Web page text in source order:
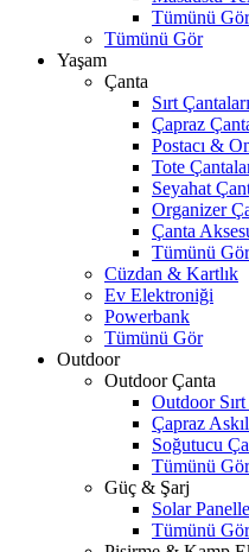
Tümünü Gör
Tümünü Gör
Yaşam
Çanta
Sırt Çantaları
Çapraz
Postacı &
Tote
Seyahat
Organizer
Çanta
Tümünü Gör
Cüzdan & Kartlık
Ev Elektroniği
Powerbank
Tümünü Gör
Outdoor
Outdoor Çanta
Outdoor Sırt
Çapraz
Soğutucu
Tümünü Gör
Güç & Şarj
Solar
Tümünü Gör